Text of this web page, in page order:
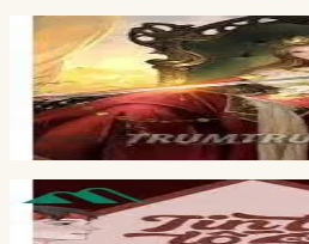
Full
ch
Nữ Vương! Yêu Ta
nặc nô
Full
ch